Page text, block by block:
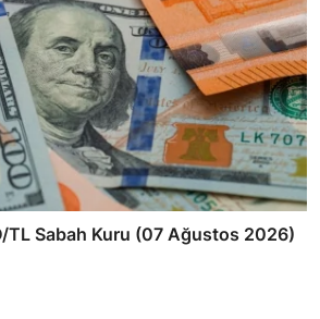
TL Sabah Kuru (07 Ağustos 2026)